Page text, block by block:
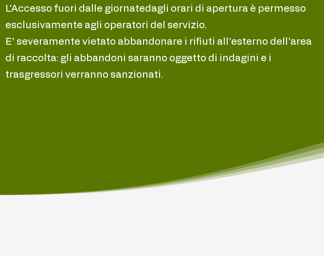
L'Accesso fuori dalle giornatedagli orari di apertura è permesso
esclusivamente agli operatori del servizio.
E' severamente vietato abbandonare i rifiuti all'esterno dell'area
di raccolta: gli abbandoni saranno oggetto di indagini e i
trasgressori verranno sanzionati.